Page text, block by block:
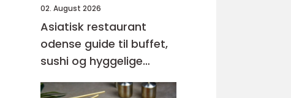
02. August 2026
Asiatisk restaurant
odense guide til buffet,
sushi og hyggelige
rammer